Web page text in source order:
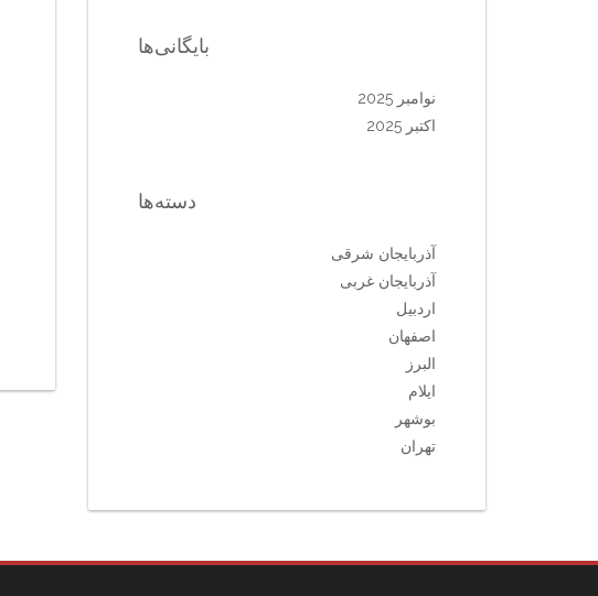
بایگانی‌ها
نوامبر 2025
اکتبر 2025
دسته‌ها
آذربایجان شرقی
آذربایجان غربی
اردبیل
اصفهان
البرز
ایلام
بوشهر
تهران